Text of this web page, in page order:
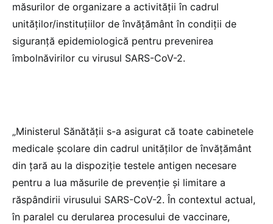
măsurilor de organizare a activității în cadrul
unităților/instituțiilor de învățământ în condiții de
siguranță epidemiologică pentru prevenirea
îmbolnăvirilor cu virusul SARS-CoV-2.
„Ministerul Sănătății s-a asigurat că toate cabinetele
medicale școlare din cadrul unităților de învățământ
din țară au la dispoziție testele antigen necesare
pentru a lua măsurile de prevenție și limitare a
răspândirii virusului SARS-CoV-2. În contextul actual,
în paralel cu derularea procesului de vaccinare,